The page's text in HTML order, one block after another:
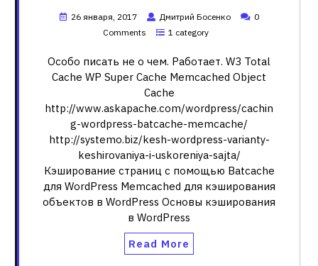
26 января, 2017 Дмитрий Босенко
0
Comments
1 category
Особо писать не о чем. Работает. W3 Total
Cache WP Super Cache Memcached Object
Cache
http://www.askapache.com/wordpress/cachin
g-wordpress-batcache-memcache/
http://systemo.biz/kesh-wordpress-varianty-
keshirovaniya-i-uskoreniya-sajta/
Кэширование страниц с помощью Batcache
для WordPress Memcached для кэширования
объектов в WordPress Основы кэширования
в WordPress
Read More